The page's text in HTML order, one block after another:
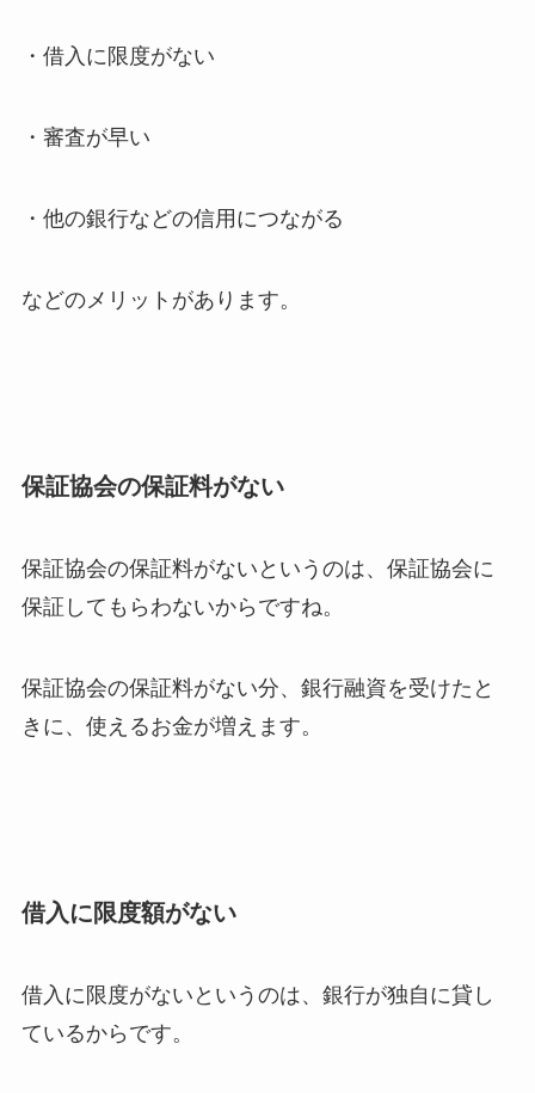
・借入に限度がない
・審査が早い
・他の銀行などの信用につながる
などのメリットがあります。
保証協会の保証料がない
保証協会の保証料がないというのは、保証協会に
保証してもらわないからですね。
保証協会の保証料がない分、銀行融資を受けたと
きに、使えるお金が増えます。
借入に限度額がない
借入に限度がないというのは、銀行が独自に貸し
ているからです。